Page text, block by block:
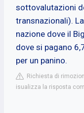
sottovalutazioni
transnazionali).
nazione dove il
dove si pagano
per un panino.
Richiesta di
isualizza la risposta